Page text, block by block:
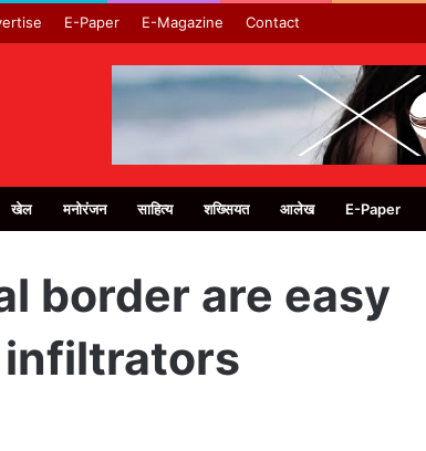
E-Paper E-Magazine Contact
खेल मनोरंजन साहित्य शख्सियत आलेख E-Paper
border are easy